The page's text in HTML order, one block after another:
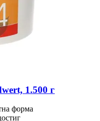
1.500 г
форма